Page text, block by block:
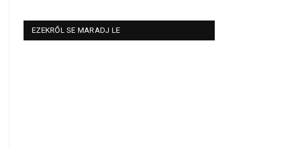
EZEKRŐL SE MARADJ LE